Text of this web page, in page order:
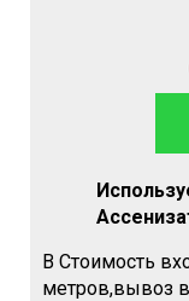
В Стоимость
метров,вывоз